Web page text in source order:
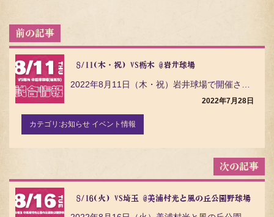
投
稿
ナ
ビ
ゲ
ー
シ
8/11(木・祝) VS栃木 @岩井球場
2022年7月28日
カテゴリ:お知らせ イベント情報
8/16(火) VS埼玉 @美浦村光と風の丘公園野球場